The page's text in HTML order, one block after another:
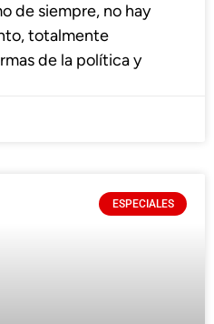
de siempre, no hay
totalmente
de la política y
ESPECIALES